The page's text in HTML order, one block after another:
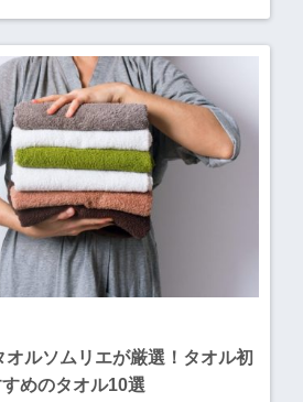
オルソムリエが厳選！タオル初
めのタオル10選